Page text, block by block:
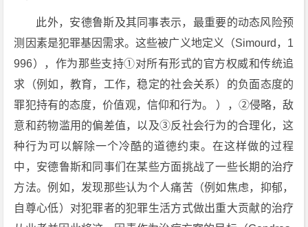
此外，安德鲁斯及其同事表示，最重要的动态风险预
测因素是犯罪基因需求。这些被广义地定义（Simourd，1
996），作为那些支持①对所有形式的官方权威和传统追
求（例如，教育，工作，稳定的社会关系）的负面态度的
罪犯持有的态度，价值观，信仰和行为。 ），②侵略，敌
意和药物滥用的偏差值，以及③反社会行为的合理化，这
种行为可以解除一个冷酷的道德约束。在这样做的过程
中，安德鲁斯和同事们在某些方面挑战了一些长期的治疗
方法。例如，发现那些认为个人痛苦（例如焦虑，抑郁，
自尊心低）对犯罪者的犯罪生活方式做出重大贡献的治疗